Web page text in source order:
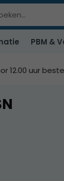
PBM &
12.00 uur